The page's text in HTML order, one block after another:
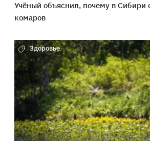
Учёный объяснил, почему в Сибири
комаров
Здоровье